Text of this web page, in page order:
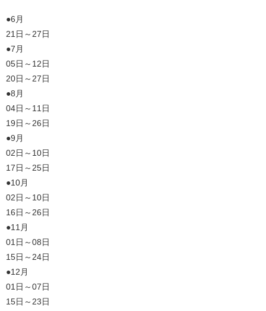
●6月
21日～27日
●7月
05日～12日
20日～27日
●8月
04日～11日
19日～26日
●9月
02日～10日
17日～25日
●10月
02日～10日
16日～26日
●11月
01日～08日
15日～24日
●12月
01日～07日
15日～23日